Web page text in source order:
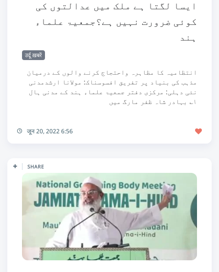
ایسا لگتا ہے ملک میں عدالتوں کی
کوئی ضرورت نہیں ہے؟جمعیۃ علماء
ہند
उर्दू ख़बरें
انتظامیہ کا مظاہرہ واحتجاج کرنے والوں کے درمیان
مذہب کی بنیاد پر تفریق افسوسناک: مولانا ارشدمدنی
نئی دہلی: مرکزی دفتر جمعیۃ علماء ہند کے مدنی ہال
۱؎ بہادر شاہ ظفر مارگ میں
जून 20, 2022 6:56
SHARE